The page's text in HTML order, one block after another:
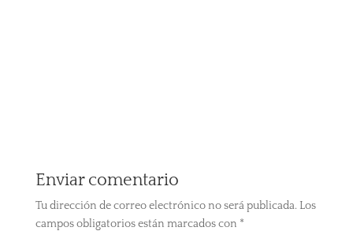
Enviar comentario
Tu dirección de correo electrónico no será publicada. Los
campos obligatorios están marcados con *